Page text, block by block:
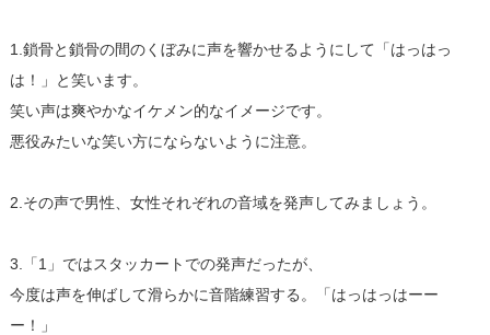
1.鎖骨と鎖骨の間のくぼみに声を響かせるようにして「はっはっ
は！」と笑います。
笑い声は爽やかなイケメン的なイメージです。
悪役みたいな笑い方にならないように注意。
2.その声で男性、女性それぞれの音域を発声してみましょう。
3.「1」ではスタッカートでの発声だったが、
今度は声を伸ばして滑らかに音階練習する。「はっはっはーー
ー！」